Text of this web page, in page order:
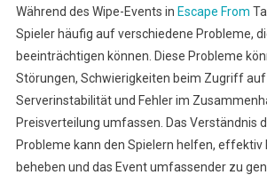
Während des Wipe-Events in Escape From
Spieler häufig auf verschiedene Probleme,
beeinträchtigen können. Diese Probleme
Störungen, Schwierigkeiten beim Zugriff auf
Serverinstabilität und Fehler im
Preisverteilung umfassen. Das Verständnis
Probleme kann den Spielern helfen, effektiv
beheben und das Event umfassender zu